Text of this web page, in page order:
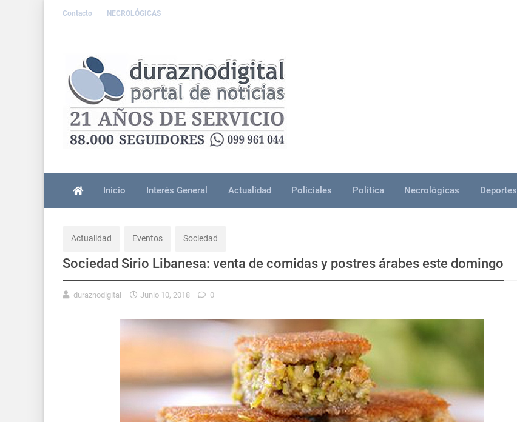
Contacto NECROLÓGICAS
Inicio Interés General Actualidad Policiales Política Necrológicas Deportes
Actualidad Eventos Sociedad
Sociedad Sirio Libanesa: venta de comidas y postres árabes este domingo
duraznodigital Junio 10, 2018 0